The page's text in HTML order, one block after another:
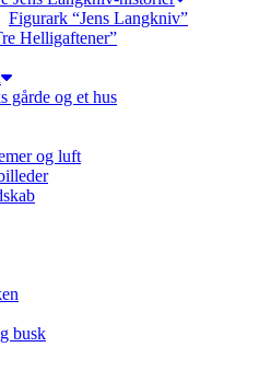
Figurark “Jens Langkniv”
Helligaftener”
gårde og et hus
og luft
busk